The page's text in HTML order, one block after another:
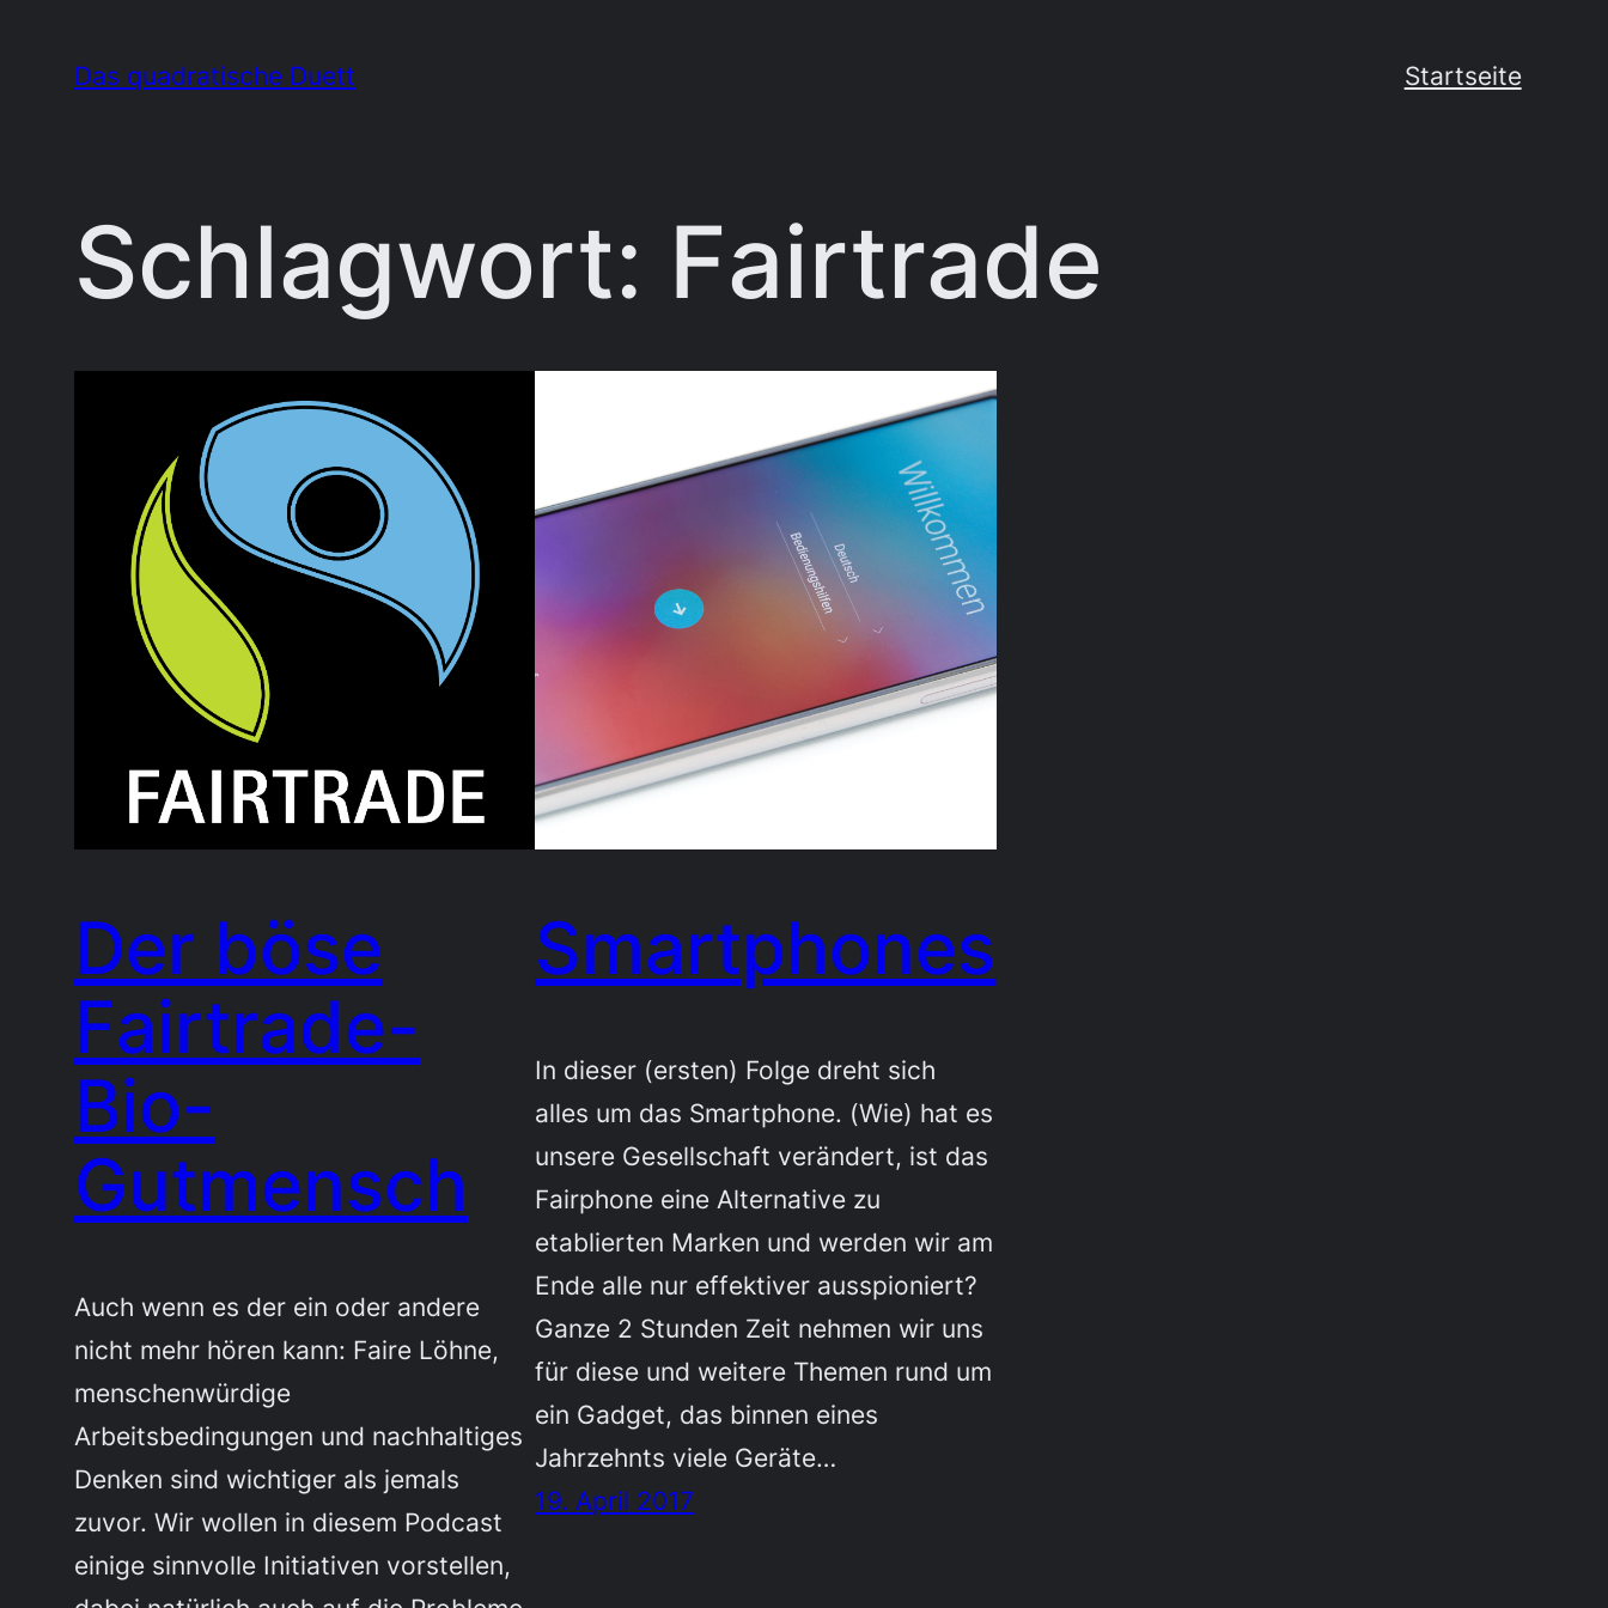
Das quadratische Duett Startseite
Schlagwort: Fairtrade
Der böse
Fairtrade-
Bio-
Gutmensch
Auch wenn es der ein oder andere
nicht mehr hören kann: Faire Löhne,
menschenwürdige
Arbeitsbedingungen und nachhaltiges
Denken sind wichtiger als jemals
zuvor. Wir wollen in diesem Podcast
einige sinnvolle Initiativen vorstellen,
Smartphones
In dieser (ersten) Folge dreht sich
alles um das Smartphone. (Wie) hat es
unsere Gesellschaft verändert, ist das
Fairphone eine Alternative zu
etablierten Marken und werden wir am
Ende alle nur effektiver ausspioniert?
Ganze 2 Stunden Zeit nehmen wir uns
für diese und weitere Themen rund um
ein Gadget, das binnen eines
Jahrzehnts viele Geräte…
19. April 2017